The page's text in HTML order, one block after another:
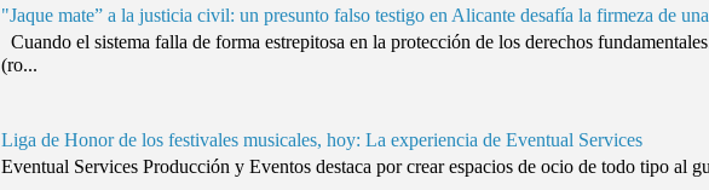
"Jaque mate” a la justicia civil: un presunto falso testigo en Alicante desafía la firmeza de
Cuando el sistema falla de forma estrepitosa en la protección de los derechos
(ro...
Liga de Honor de los festivales musicales, hoy: La experiencia de Eventual Services
Eventual Services Producción y Eventos destaca por crear espacios de ocio de todo tipo al